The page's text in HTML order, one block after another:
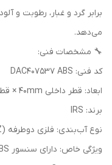
برابر گرد و غبار، رطوبت و
می‌دهد.
🔧 مشخصات فنی:
کد فنی: DAC407537 ABS
ابعاد: قطر داخلی 40mm × قطر خارجی 75mm × ضخامت 37mm
برند: IRS
نوع آب‌بندی: فلزی دوطرفه (ZZ)
ویژگی خاص: دارای سنسور ABS